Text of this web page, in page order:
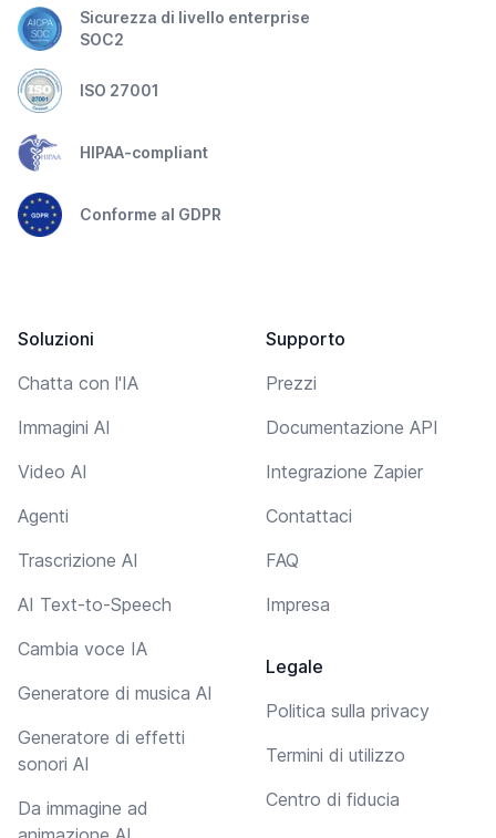
Sicurezza di livello enterprise
SOC2
ISO 27001
HIPAA-compliant
Conforme al GDPR
Soluzioni
Chatta con l'IA
Immagini AI
Video AI
Agenti
Trascrizione AI
AI Text-to-Speech
Cambia voce IA
Generatore di musica AI
Generatore di effetti
sonori AI
Da immagine ad
Supporto
Prezzi
Documentazione API
Integrazione Zapier
Contattaci
FAQ
Impresa
Legale
Politica sulla privacy
Termini di utilizzo
Centro di fiducia